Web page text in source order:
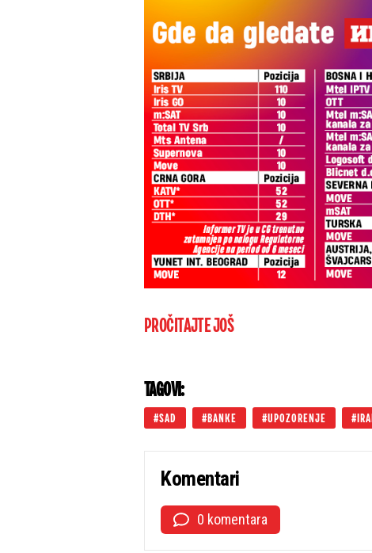
PROČITAJTE JOŠ
TAGOVI:
SAD BANKE UPOZORENJE
Komentari
0 komentara